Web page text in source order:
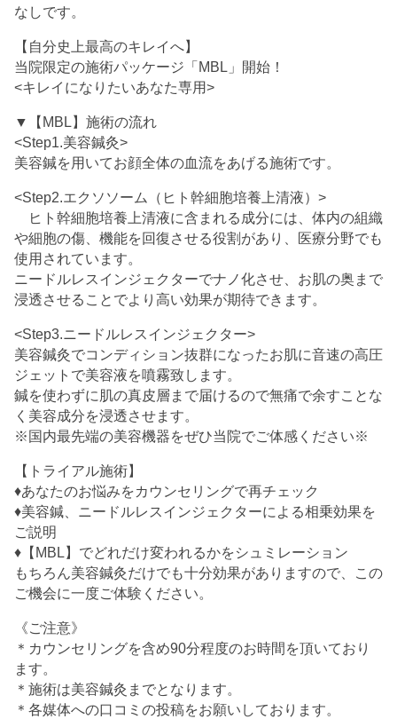
なしです。
【自分史上最高のキレイへ】
当院限定の施術パッケージ「MBL」開始！
<キレイになりたいあなた専用>
▼【MBL】施術の流れ
<Step1.美容鍼灸>
美容鍼を用いてお顔全体の血流をあげる施術です。
<Step2.エクソソーム（ヒト幹細胞培養上清液）>
ヒト幹細胞培養上清液に含まれる成分には、体内の組織
や細胞の傷、機能を回復させる役割があり、医療分野でも
使用されています。
ニードルレスインジェクターでナノ化させ、お肌の奥まで
浸透させることでより高い効果が期待できます。
<Step3.ニードルレスインジェクター>
美容鍼灸でコンディション抜群になったお肌に音速の高圧
ジェットで美容液を噴霧致します。
鍼を使わずに肌の真皮層まで届けるので無痛で余すことな
く美容成分を浸透させます。
※国内最先端の美容機器をぜひ当院でご体感ください※
【トライアル施術】
♦あなたのお悩みをカウンセリングで再チェック
♦美容鍼、ニードルレスインジェクターによる相乗効果を
ご説明
♦【MBL】でどれだけ変われるかをシュミレーション
もちろん美容鍼灸だけでも十分効果がありますので、この
ご機会に一度ご体験ください。
《ご注意》
＊カウンセリングを含め90分程度のお時間を頂いており
ます。
＊施術は美容鍼灸までとなります。
＊各媒体への口コミの投稿をお願いしております。